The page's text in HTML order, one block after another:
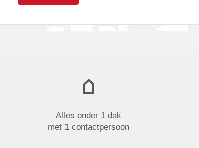
Alles onder 1 dak
met 1 contactpersoon